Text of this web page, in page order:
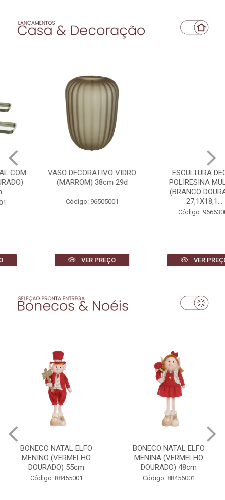
VASO DECORATIVO VIDRO
(MARROM) 38cm 29d
Código: 96505001
VER PREÇO
ESCULTURA DECOR
POLIRESINA MULHER
(BRANCO DOURADO)
27,1X18,1...
Código: 96663001
VER PREÇO
BONECO NATAL ELFO
MENINA (VERMELHO
DOURADO) 48cm
Código: 88456001
BONECO NATAL ELFO
MENINA (VERMELHO
DOURADO) 42cm
Código: 88459001